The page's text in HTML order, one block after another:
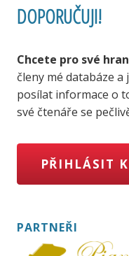
DOPORUČUJI!
Chcete pro své
členy mé databáze
posílat informace o
své čtenáře se
PŘIHLÁSIT
PARTNEŘI